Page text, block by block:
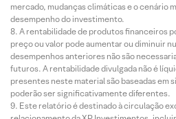
mercado, mudanças climáticas e o cenário
desempenho do investimento.
A rentabilidade de produtos financeiros
preço ou valor pode aumentar ou diminuir
desempenhos anteriores não são
futuros. A rentabilidade divulgada não é
presentes neste material são baseadas em
poderão ser significativamente diferentes.
Este relatório é destinado à circulação